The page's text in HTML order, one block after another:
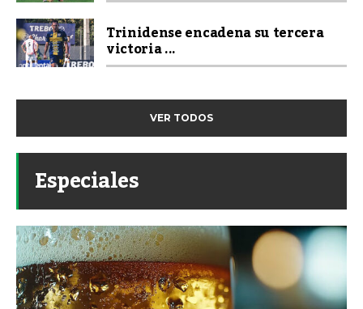
Trinidense encadena su tercera
victoria ...
VER TODOS
Especiales